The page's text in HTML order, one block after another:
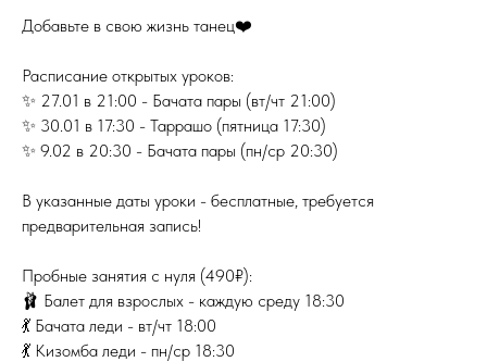
Добавьте в свою жизнь танец❤️
Расписание открытых уроков:
✨ 27.01 в 21:00 - Бачата пары (вт/чт 21:00)
✨ 30.01 в 17:30 - Таррашо (пятница 17:30)
✨ 9.02 в 20:30 - Бачата пары (пн/ср 20:30)
В указанные даты уроки - бесплатные, требуется
предварительная запись!
Пробные занятия с нуля (490₽):
🩰 Балет для взрослых - каждую среду 18:30
💃 Бачата леди - вт/чт 18:00
💃 Кизомба леди - пн/ср 18:30